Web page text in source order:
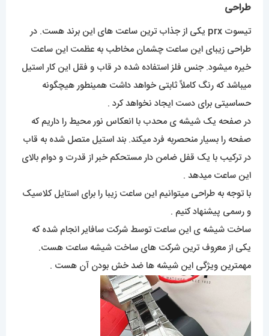
طراحی
تیسوت prx یکی از جذاب ترین ساعت های این برند هست. در
طراحی زیبای این ساعت چشمان مخاطب به عظمت این ساعت
خیره میشود. جنس فلز استفاده شده در قاب و فقل این کار استیل
میباشد که رنگ کاملاً ثابتی خواهد داشت همینطور هیچگونه
حساسیتی برای دست ایجاد نخواهد کرد .
در صفحه یک شیشه ی محدب با انعکاس نور محیط را داریم که
صفحه را بسیار منحصربه فرد میکند. بند استیل متصل شده به قاب
در ترکیب با یک قفل ضامن دار مستحکم خبر از قدرت و دوام بالای
این ساعت میدهد .
با توجه به طراحی میتوانیم این ساعت زیبا را برای استایل کلاسیک
و رسمی پیشنهاد کنیم .
ساخت شیشه ی این ساعت توسط شرکت سافایر انجام شده که
یکی از معروف ترین شرکت های ساخت شیشه ساعت هست.
مهمترین ویژگی این شیشه ها ضد خش بودن آن هست .